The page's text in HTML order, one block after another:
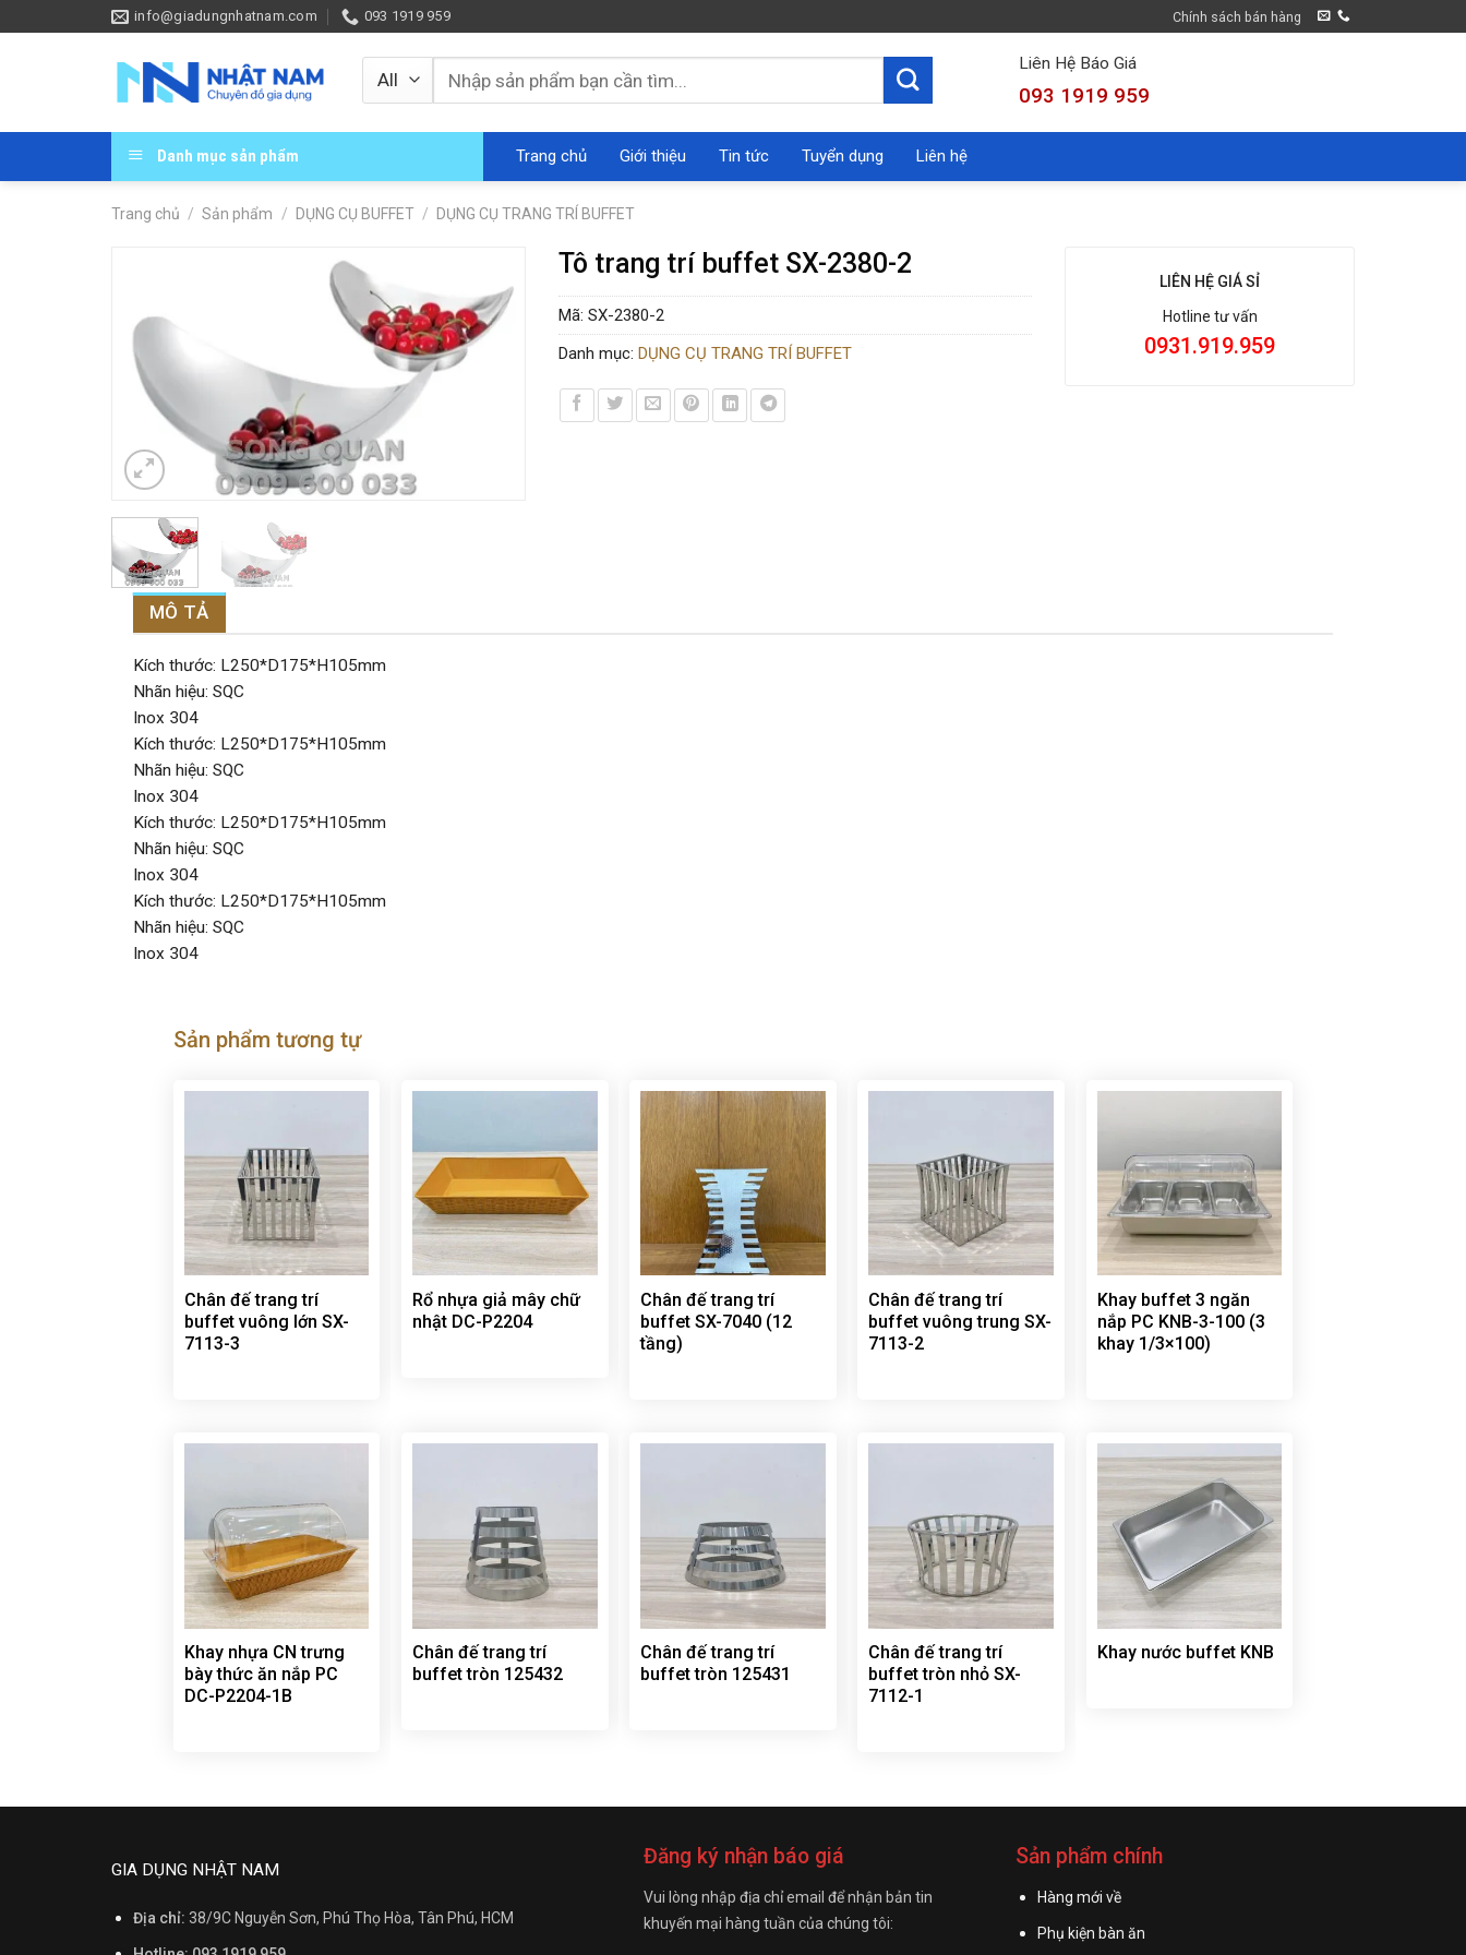
to
info@giadungnhatnam.com 093 1919 959 Chính sách bán hàng
Tìm
kiếm:
Liên Hệ Báo Giá
093 1919 959
Danh mục sản phẩm Trang chủ Giới thiệu Tin tức Tuyển dụng Liên hệ
Trang chủ / Sản phẩm / DỤNG CỤ BUFFET / DỤNG CỤ TRANG TRÍ BUFFET
Tô trang trí buffet SX-2380-2
Mã: SX-2380-2
Danh mục: DỤNG CỤ TRANG TRÍ BUFFET
LIÊN HỆ GIÁ SỈ
Hotline tư vấn
0931.919.959
MÔ TẢ
Kích thước: L250*D175*H105mm
Nhãn hiệu: SQC
Inox 304
Kích thước: L250*D175*H105mm
Nhãn hiệu: SQC
Inox 304
Kích thước: L250*D175*H105mm
Nhãn hiệu: SQC
Inox 304
Kích thước: L250*D175*H105mm
Nhãn hiệu: SQC
Inox 304
Sản phẩm tương tự
Chân đế trang trí
buffet vuông lớn SX-
7113-3
Rổ nhựa giả mây chữ
nhật DC-P2204
Chân đế trang trí
buffet SX-7040 (12
tầng)
Chân đế trang trí
buffet vuông trung SX-
7113-2
Khay buffet 3 ngăn
nắp PC KNB-3-100 (3
khay 1/3×100)
Khay nhựa CN trưng
bày thức ăn nắp PC
DC-P2204-1B
Chân đế trang trí
buffet tròn 125432
Chân đế trang trí
buffet tròn 125431
Chân đế trang trí
buffet tròn nhỏ SX-
7112-1
Khay nước buffet KNB
GIA DỤNG NHẬT NAM
Địa chỉ: 38/9C Nguyễn Sơn, Phú Thọ Hòa, Tân Phú, HCM
Đăng ký nhận báo giá
Vui lòng nhập địa chỉ email để nhận bản tin
khuyến mại hàng tuần của chúng tôi:
Sản phẩm chính
Hàng mới về
Phụ kiện bàn ăn